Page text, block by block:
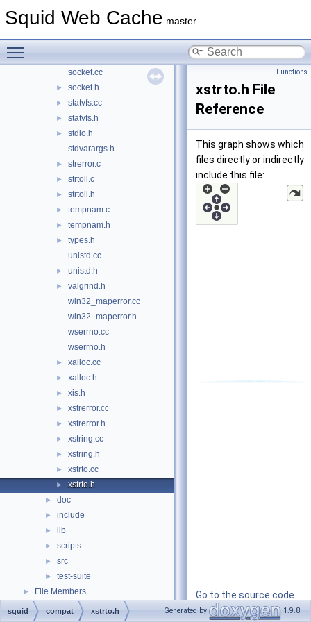
Squid Web Cache master
select.cc
select.h
► shm.cc
socket.cc
► socket.h
► statvfs.cc
► statvfs.h
►
stdio.h
stdvarargs.h
► strerror.c
► strtoll.c
► strtoll.h
► tempnam.c
► tempnam.h
►
types.h
unistd.cc
► unistd.h
►
valgrind.h
win32_maperror.cc
win32_maperror.h
wserrno.cc
wserrno.h
► xalloc.cc
► xalloc.h
► xis.h
► xstrerror.cc
► xstrerror.h
► xstring.cc
► xstring.h
► xstrto.cc
► xstrto.h
► doc
► include
► lib
► scripts
► src
► test-suite
► File Members
Functions
xstrto.h File
Reference
This graph shows which
files directly or indirectly
include this file:
Go to the source code
of this file.
squid compat xstrto.h Generated by 1.9.8